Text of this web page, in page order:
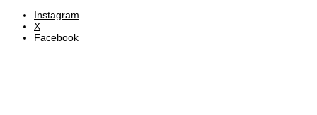
Instagram
X
Facebook